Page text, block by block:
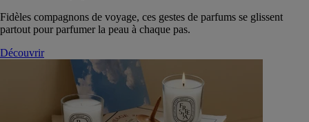
Fidèles compagnons de voyage, ces gestes de parfums se glissent
partout pour parfumer la peau à chaque pas.
Découvrir